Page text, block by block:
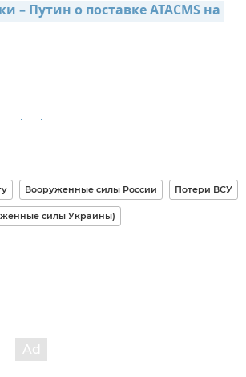
Путин о поставке ATACMS на
Вооруженные силы России Потери ВСУ
силы Украины)